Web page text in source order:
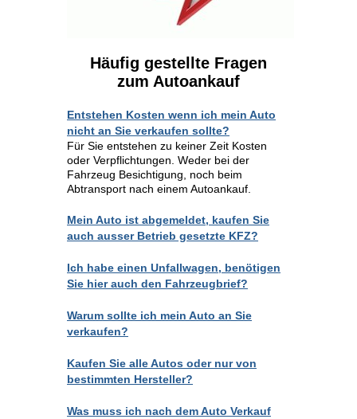
Häufig gestellte Fragen
zum Autoankauf
Entstehen Kosten wenn ich mein Auto
nicht an Sie verkaufen sollte?
Für Sie entstehen zu keiner Zeit Kosten
oder Verpflichtungen. Weder bei der
Fahrzeug Besichtigung, noch beim
Abtransport nach einem Autoankauf.
Mein Auto ist abgemeldet, kaufen Sie
auch ausser Betrieb gesetzte KFZ?
Ich habe einen Unfallwagen, benötigen
Sie hier auch den Fahrzeugbrief?
Warum sollte ich mein Auto an Sie
verkaufen?
Kaufen Sie alle Autos oder nur von
bestimmten Hersteller?
Was muss ich nach dem Auto Verkauf